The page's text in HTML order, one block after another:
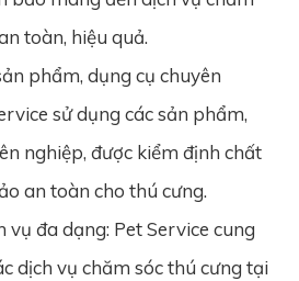
toàn, hiệu quả.
phẩm, dụng cụ chuyên
sử dụng các sản phẩm,
nghiệp, được kiểm định chất
an toàn cho thú cưng.
vụ đa dạng: Pet Service cung
dịch vụ chăm sóc thú cưng tại